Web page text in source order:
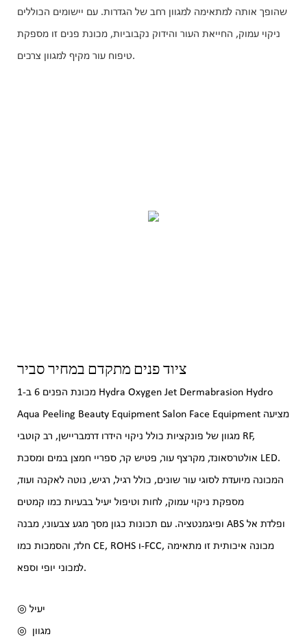
שהופך אותה למתאימה למגוון רחב של הגדרות. עם יישומים הכוללים
ניקוי עמוק, החייאת העור והידוק נקבוביות, מכונת פנים זו מספקת
טיפוח עור מקיף למגוון צרכים.
מכונת הפנים 6 ב-1 Hydra Oxygen Jet Dermabrasion Hydro
Aqua Peeling Beauty Equipment Salon Face Equipment מציעה
מגוון של פונקציות כולל ניקוי הידרו דרמבריישן, רב קוטבי RF,
אולטרסאונד, מקרצף עור, פטיש קר, ספריי חמצן במים ומסכת LED.
המכונה מיועדת לסוגי עור שונים, כולל רגיל, רגיש, נוטה לאקנה ועוד,
מספקת ניקוי עמוק, לחות וטיפול יעיל בבעיות כמו קמטים
ופיגמנטציה. עם תכונות כגון מסך מגע צבעוני, מבנה ABS ופלדת אל
חלד, והסמכות כמו CE, ROHS ו-FCC, מכונה איכותית זו מתאימה
למכוני יופי וספא.
◎
מגוון